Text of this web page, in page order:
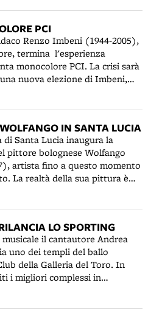
York e la National Gallery
mesi di apertura i visitatori,
della Pinacoteca Nazionale
oltre 100.000.
PCI
Renzo Imbeni (1944-2005),
termina l'esperienza
monocolore PCI. La crisi sarà
nuova elezione di Imbeni,
dal Partito Socialista.
IN SANTA LUCIA
di Santa Lucia inaugura la
pittore bolognese Wolfango
artista fino a questo momento
La realtà della sua pittura è
dell'arte e per gli stessi addetti
rimasti sorpresi e
opere, tanto immense e
invisibili. E' la rivelazione
legato alla tradizione -
originale e genuino - del
Dicono sia "uno che sa
anche dall'artista. Fino a
Riccomini e dal
LO SPORTING
il cantautore Andrea
uno dei templi del ballo
della Galleria del Toro. In
i migliori complessi in
Sporting è avvenuta